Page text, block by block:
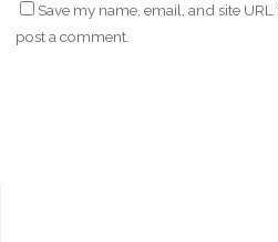
Save my name, email, and site
post a comment.